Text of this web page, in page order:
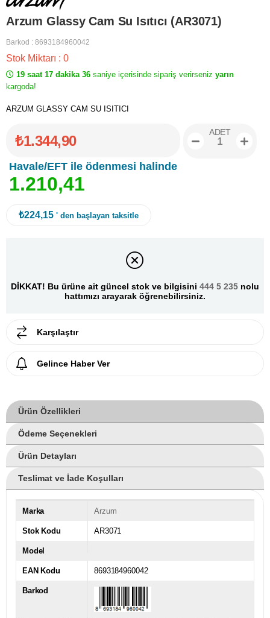
Arzum Glassy Cam Su Isıtıcı (AR3071)
Barkod : 8693184960042
Stok Miktarı : 0
19 saat 17 dakika 36 saniye içerisinde sipariş verirseniz yarın
kargoda!
ARZUM GLASSY CAM SU ISITICI
₺1.344,90
Havale/EFT ile ödenmesi halinde
1.210,41
ADET
₺224,15 ' den başlayan taksitle
DİKKAT! Bu ürüne ait güncel stok ve bilgisini 444 5 235 nolu
hattımızı arayarak öğrenebilirsiniz.
Karşılaştır
Gelince Haber Ver
Ürün Özellikleri
Ödeme Seçenekleri
Ürün Detayları
Teslimat ve İade Koşulları
Marka Arzum
Stok Kodu AR3071
Model
EAN Kodu 8693184960042
Barkod